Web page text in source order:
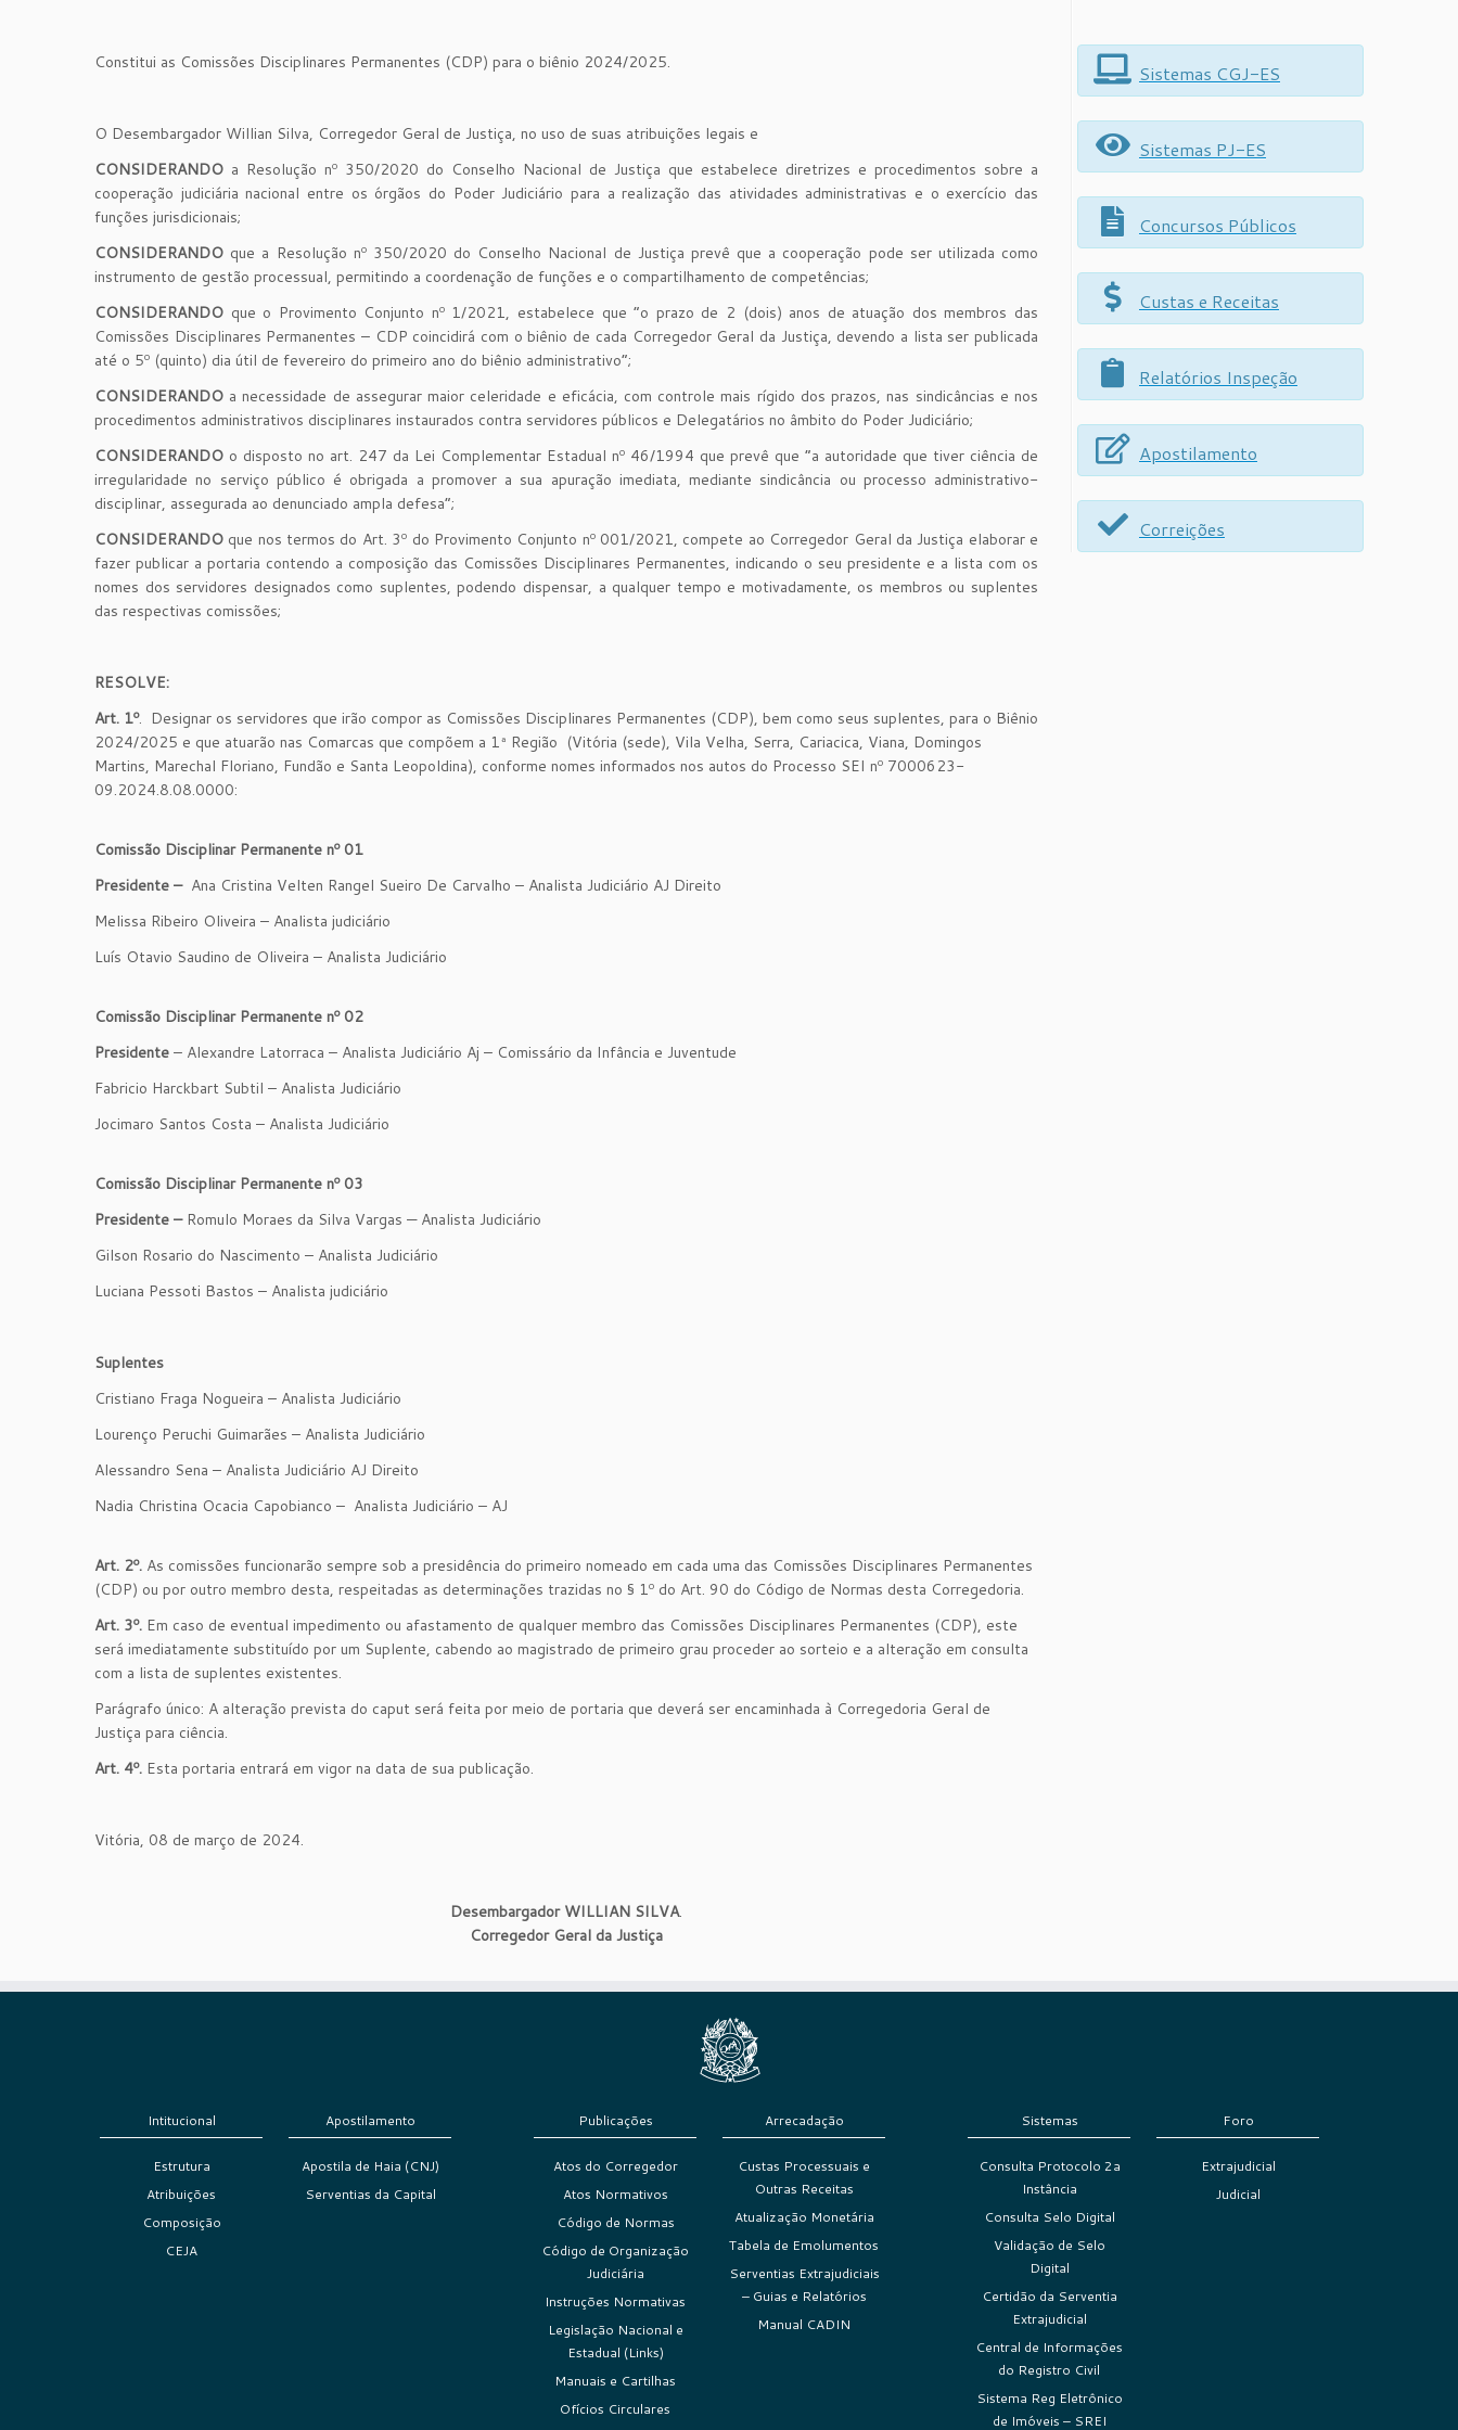
Constitui as Comissões Disciplinares Permanentes (CDP) para o biênio 2024/2025.
O Desembargador Willian Silva, Corregedor Geral de Justiça, no uso de suas atribuições legais e
CONSIDERANDO a Resolução nº 350/2020 do Conselho Nacional de Justiça que estabelece diretrizes e procedimentos sobre a
cooperação judiciária nacional entre os órgãos do Poder Judiciário para a realização das atividades administrativas e o exercício das
funções jurisdicionais;
CONSIDERANDO que a Resolução nº 350/2020 do Conselho Nacional de Justiça prevê que a cooperação pode ser utilizada como
instrumento de gestão processual, permitindo a coordenação de funções e o compartilhamento de competências;
CONSIDERANDO que o Provimento Conjunto nº 1/2021, estabelece que “o prazo de 2 (dois) anos de atuação dos membros das
Comissões Disciplinares Permanentes – CDP coincidirá com o biênio de cada Corregedor Geral da Justiça, devendo a lista ser publicada
até o 5º (quinto) dia útil de fevereiro do primeiro ano do biênio administrativo”;
CONSIDERANDO a necessidade de assegurar maior celeridade e eficácia, com controle mais rígido dos prazos, nas sindicâncias e nos
procedimentos administrativos disciplinares instaurados contra servidores públicos e Delegatários no âmbito do Poder Judiciário;
CONSIDERANDO o disposto no art. 247 da Lei Complementar Estadual nº 46/1994 que prevê que “a autoridade que tiver ciência de
irregularidade no serviço público é obrigada a promover a sua apuração imediata, mediante sindicância ou processo administrativo-
disciplinar, assegurada ao denunciado ampla defesa”;
CONSIDERANDO que nos termos do Art. 3º do Provimento Conjunto nº 001/2021, compete ao Corregedor Geral da Justiça elaborar e
fazer publicar a portaria contendo a composição das Comissões Disciplinares Permanentes, indicando o seu presidente e a lista com os
nomes dos servidores designados como suplentes, podendo dispensar, a qualquer tempo e motivadamente, os membros ou suplentes
das respectivas comissões;
RESOLVE:
Art. 1º. Designar os servidores que irão compor as Comissões Disciplinares Permanentes (CDP), bem como seus suplentes, para o Biênio
2024/2025 e que atuarão nas Comarcas que compõem a 1ª Região (Vitória (sede), Vila Velha, Serra, Cariacica, Viana, Domingos
Martins, Marechal Floriano, Fundão e Santa Leopoldina), conforme nomes informados nos autos do Processo SEI nº 7000623-
09.2024.8.08.0000:
Comissão Disciplinar Permanente nº 01
Presidente – Ana Cristina Velten Rangel Sueiro De Carvalho – Analista Judiciário AJ Direito
Melissa Ribeiro Oliveira – Analista judiciário
Luís Otavio Saudino de Oliveira – Analista Judiciário
Comissão Disciplinar Permanente nº 02
Presidente – Alexandre Latorraca – Analista Judiciário Aj – Comissário da Infância e Juventude
Fabricio Harckbart Subtil – Analista Judiciário
Jocimaro Santos Costa – Analista Judiciário
Comissão Disciplinar Permanente nº 03
Presidente – Romulo Moraes da Silva Vargas — Analista Judiciário
Gilson Rosario do Nascimento – Analista Judiciário
Luciana Pessoti Bastos – Analista judiciário
Suplentes
Cristiano Fraga Nogueira – Analista Judiciário
Lourenço Peruchi Guimarães – Analista Judiciário
Alessandro Sena – Analista Judiciário AJ Direito
Nadia Christina Ocacia Capobianco – Analista Judiciário – AJ
Art. 2º. As comissões funcionarão sempre sob a presidência do primeiro nomeado em cada uma das Comissões Disciplinares Permanentes
(CDP) ou por outro membro desta, respeitadas as determinações trazidas no § 1º do Art. 90 do Código de Normas desta Corregedoria.
Art. 3º. Em caso de eventual impedimento ou afastamento de qualquer membro das Comissões Disciplinares Permanentes (CDP), este
será imediatamente substituído por um Suplente, cabendo ao magistrado de primeiro grau proceder ao sorteio e a alteração em consulta
com a lista de suplentes existentes.
Parágrafo único: A alteração prevista do caput será feita por meio de portaria que deverá ser encaminhada à Corregedoria Geral de
Justiça para ciência.
Art. 4º. Esta portaria entrará em vigor na data de sua publicação.
Vitória, 08 de março de 2024.
Desembargador WILLIAN SILVA.
Corregedor Geral da Justiça
Sistemas CGJ-ES
Sistemas PJ-ES
Concursos Públicos
Custas e Receitas
Relatórios Inspeção
Apostilamento
Correições
Intitucional
Estrutura
Atribuições
Composição
CEJA
Apostilamento
Apostila de Haia (CNJ)
Serventias da Capital
Publicações
Atos do Corregedor
Atos Normativos
Código de Normas
Código de Organização
Judiciária
Instruções Normativas
Legislação Nacional e
Estadual (Links)
Manuais e Cartilhas
Ofícios Circulares
Arrecadação
Custas Processuais e
Outras Receitas
Atualização Monetária
Tabela de Emolumentos
Serventias Extrajudiciais
– Guias e Relatórios
Manual CADIN
Sistemas
Consulta Protocolo 2a
Instância
Consulta Selo Digital
Validação de Selo
Digital
Certidão da Serventia
Extrajudicial
Central de Informações
do Registro Civil
Sistema Reg Eletrônico
de Imóveis – SREI
Foro
Extrajudicial
Judicial